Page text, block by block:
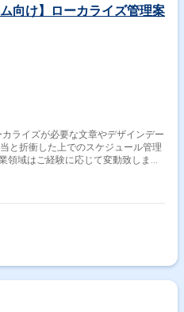
向け】ローカライズ管理案
ライズが必要な文章やデザインデー
と折衝した上でのスケジュール管理
領域はご経験に応じて変動致しま